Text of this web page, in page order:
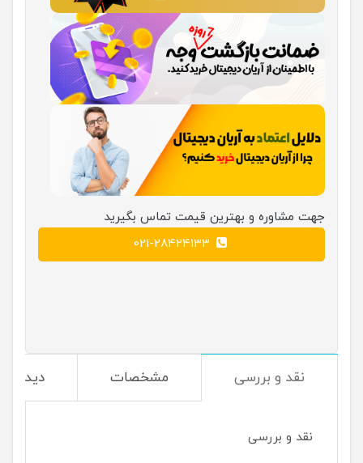
جهت مشاوره و بهترین قیمت تماس بگیرید
نقد و بررسی مشخصات
نقد و بررسی